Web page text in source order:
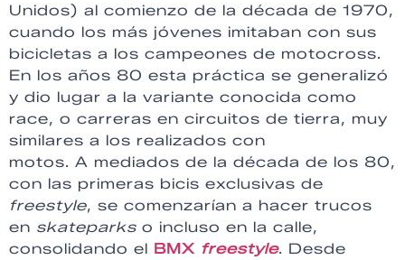
Unidos) al comienzo de la década de 1970,
cuando los más jóvenes imitaban con sus
bicicletas a los campeones de motocross.
En los años 80 esta práctica se generalizó
y dio lugar a la variante conocida como
race, o carreras en circuitos de tierra, muy
similares a los realizados con
motos. A mediados de la década de los 80,
con las primeras bicis exclusivas de
freestyle, se comenzarían a hacer trucos
en skateparks o incluso en la calle,
consolidando el BMX freestyle. Desde